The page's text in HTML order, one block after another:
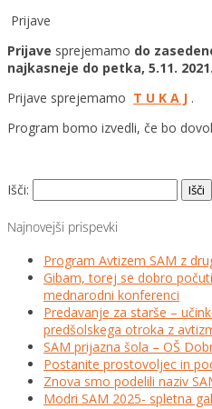
Prijave
Prijave sprejemamo do
najkasneje do petka, 5.11. 2021.
Prijave sprejemamo T U K A J .
Program bomo izvedli, če bo
Išči:
Najnovejši prispevki
Program Avtizem SAM z
Gibam, torej se dobro
mednarodni konferenci
Predavanje za starše –
predšolskega otroka z
SAM prijazna šola – OŠ
Postanite prostovoljec in
Znova smo podelili naziv
Modri SAM 2025- spletna